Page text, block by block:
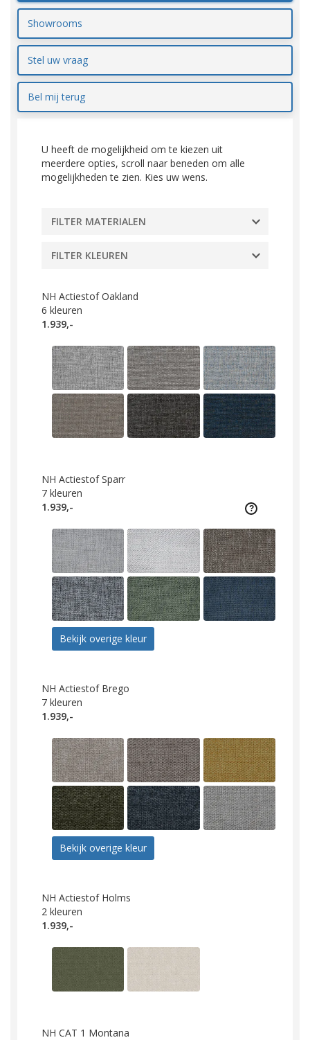
Showrooms
Stel uw vraag
Bel mij terug
U heeft de mogelijkheid om te kiezen uit
meerdere opties, scroll naar beneden om alle
mogelijkheden te zien. Kies uw wens.
FILTER MATERIALEN
FILTER KLEUREN
NH Actiestof Oakland
6 kleuren
1.939,-
NH Actiestof Sparr
7 kleuren
1.939,-
Bekijk overige kleur
NH Actiestof Brego
7 kleuren
1.939,-
Bekijk overige kleur
NH Actiestof Holms
2 kleuren
1.939,-
NH CAT 1 Montana